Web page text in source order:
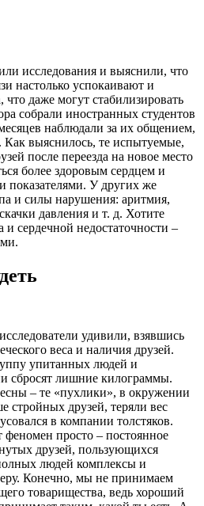
исследования и выяснили, что
настолько успокаивают и
что даже могут стабилизировать
собрали иностранных студентов
наблюдали за их общением,
выяснилось, те испытуемые,
после переезда на новое место
более здоровым сердцем и
показателями. У других же
и силы нарушения: аритмия,
давления и т. д. Хотите
сердечной недостаточности –
удивили, взявшись
веса и наличия друзей.
упитанных людей и
сбросят лишние килограммы.
– те «пухлики», в окружении
стройных друзей, теряли вес
в компании толстяков.
феномен просто – постоянное
друзей, пользующихся
людей комплексы и
Конечно, мы не принимаем
товарищества, ведь хороший